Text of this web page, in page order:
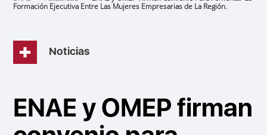
enlaces
de
navegación
Formación Ejecutiva Entre Las Mujeres Empresarias de La Región.
Noticias
ENAE y OMEP firman